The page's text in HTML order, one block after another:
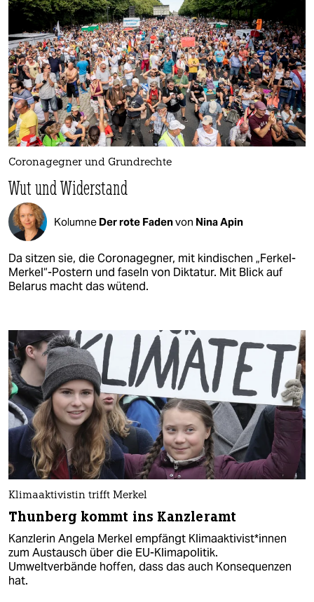
Coronagegner und Grundrechte
Wut und Widerstand
Kolumne Der rote Fadenvon Nina Apin
Da sitzen sie, die Coronagegner, mit kindischen „Ferkel-
Merkel“-Postern und faseln von Diktatur. Mit Blick auf
Belarus macht das wütend.
Klimaaktivistin trifft Merkel
Thunberg kommt ins Kanzleramt
Kanzlerin Angela Merkel empfängt Klimaaktivist*innen
zum Austausch über die EU-Klimapolitik.
Umweltverbände hoffen, dass das auch Konsequenzen
hat.